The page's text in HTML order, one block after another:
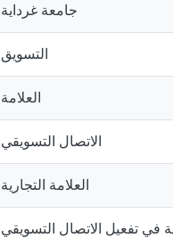
جامعة غرداية
التسويق
العلامة
الاتصال التسويقي
العلامة التجارية
في تفعيل الاتصال التسويقي